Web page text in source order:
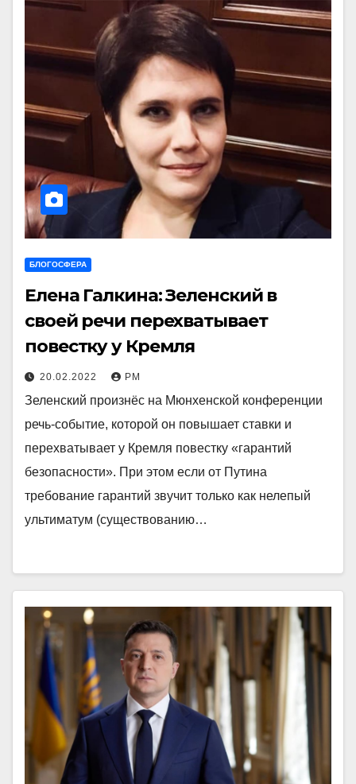
БЛОГОСФЕРА
Елена Галкина: Зеленский в
своей речи перехватывает
повестку у Кремля
20.02.2022 РМ
Зеленский произнёс на Мюнхенской конференции
речь-событие, которой он повышает ставки и
перехватывает у Кремля повестку «гарантий
безопасности». При этом если от Путина
требование гарантий звучит только как нелепый
ультиматум (существованию…